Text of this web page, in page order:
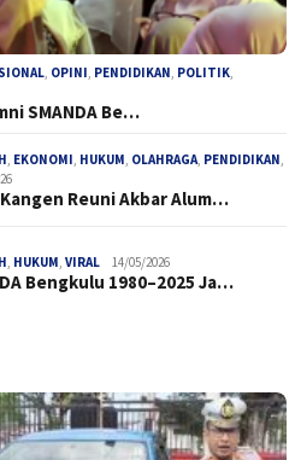
, OPINI, PENDIDIKAN, POLITIK,
SMANDA Be…
, EKONOMI, HUKUM, OLAHRAGA, PENDIDIKAN,
Reuni Akbar Alum…
, HUKUM, VIRAL 14/05/2026
Bengkulu 1980–2025 Ja…